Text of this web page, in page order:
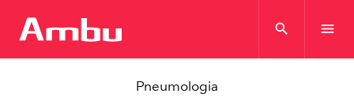
search menu
Pneumologia